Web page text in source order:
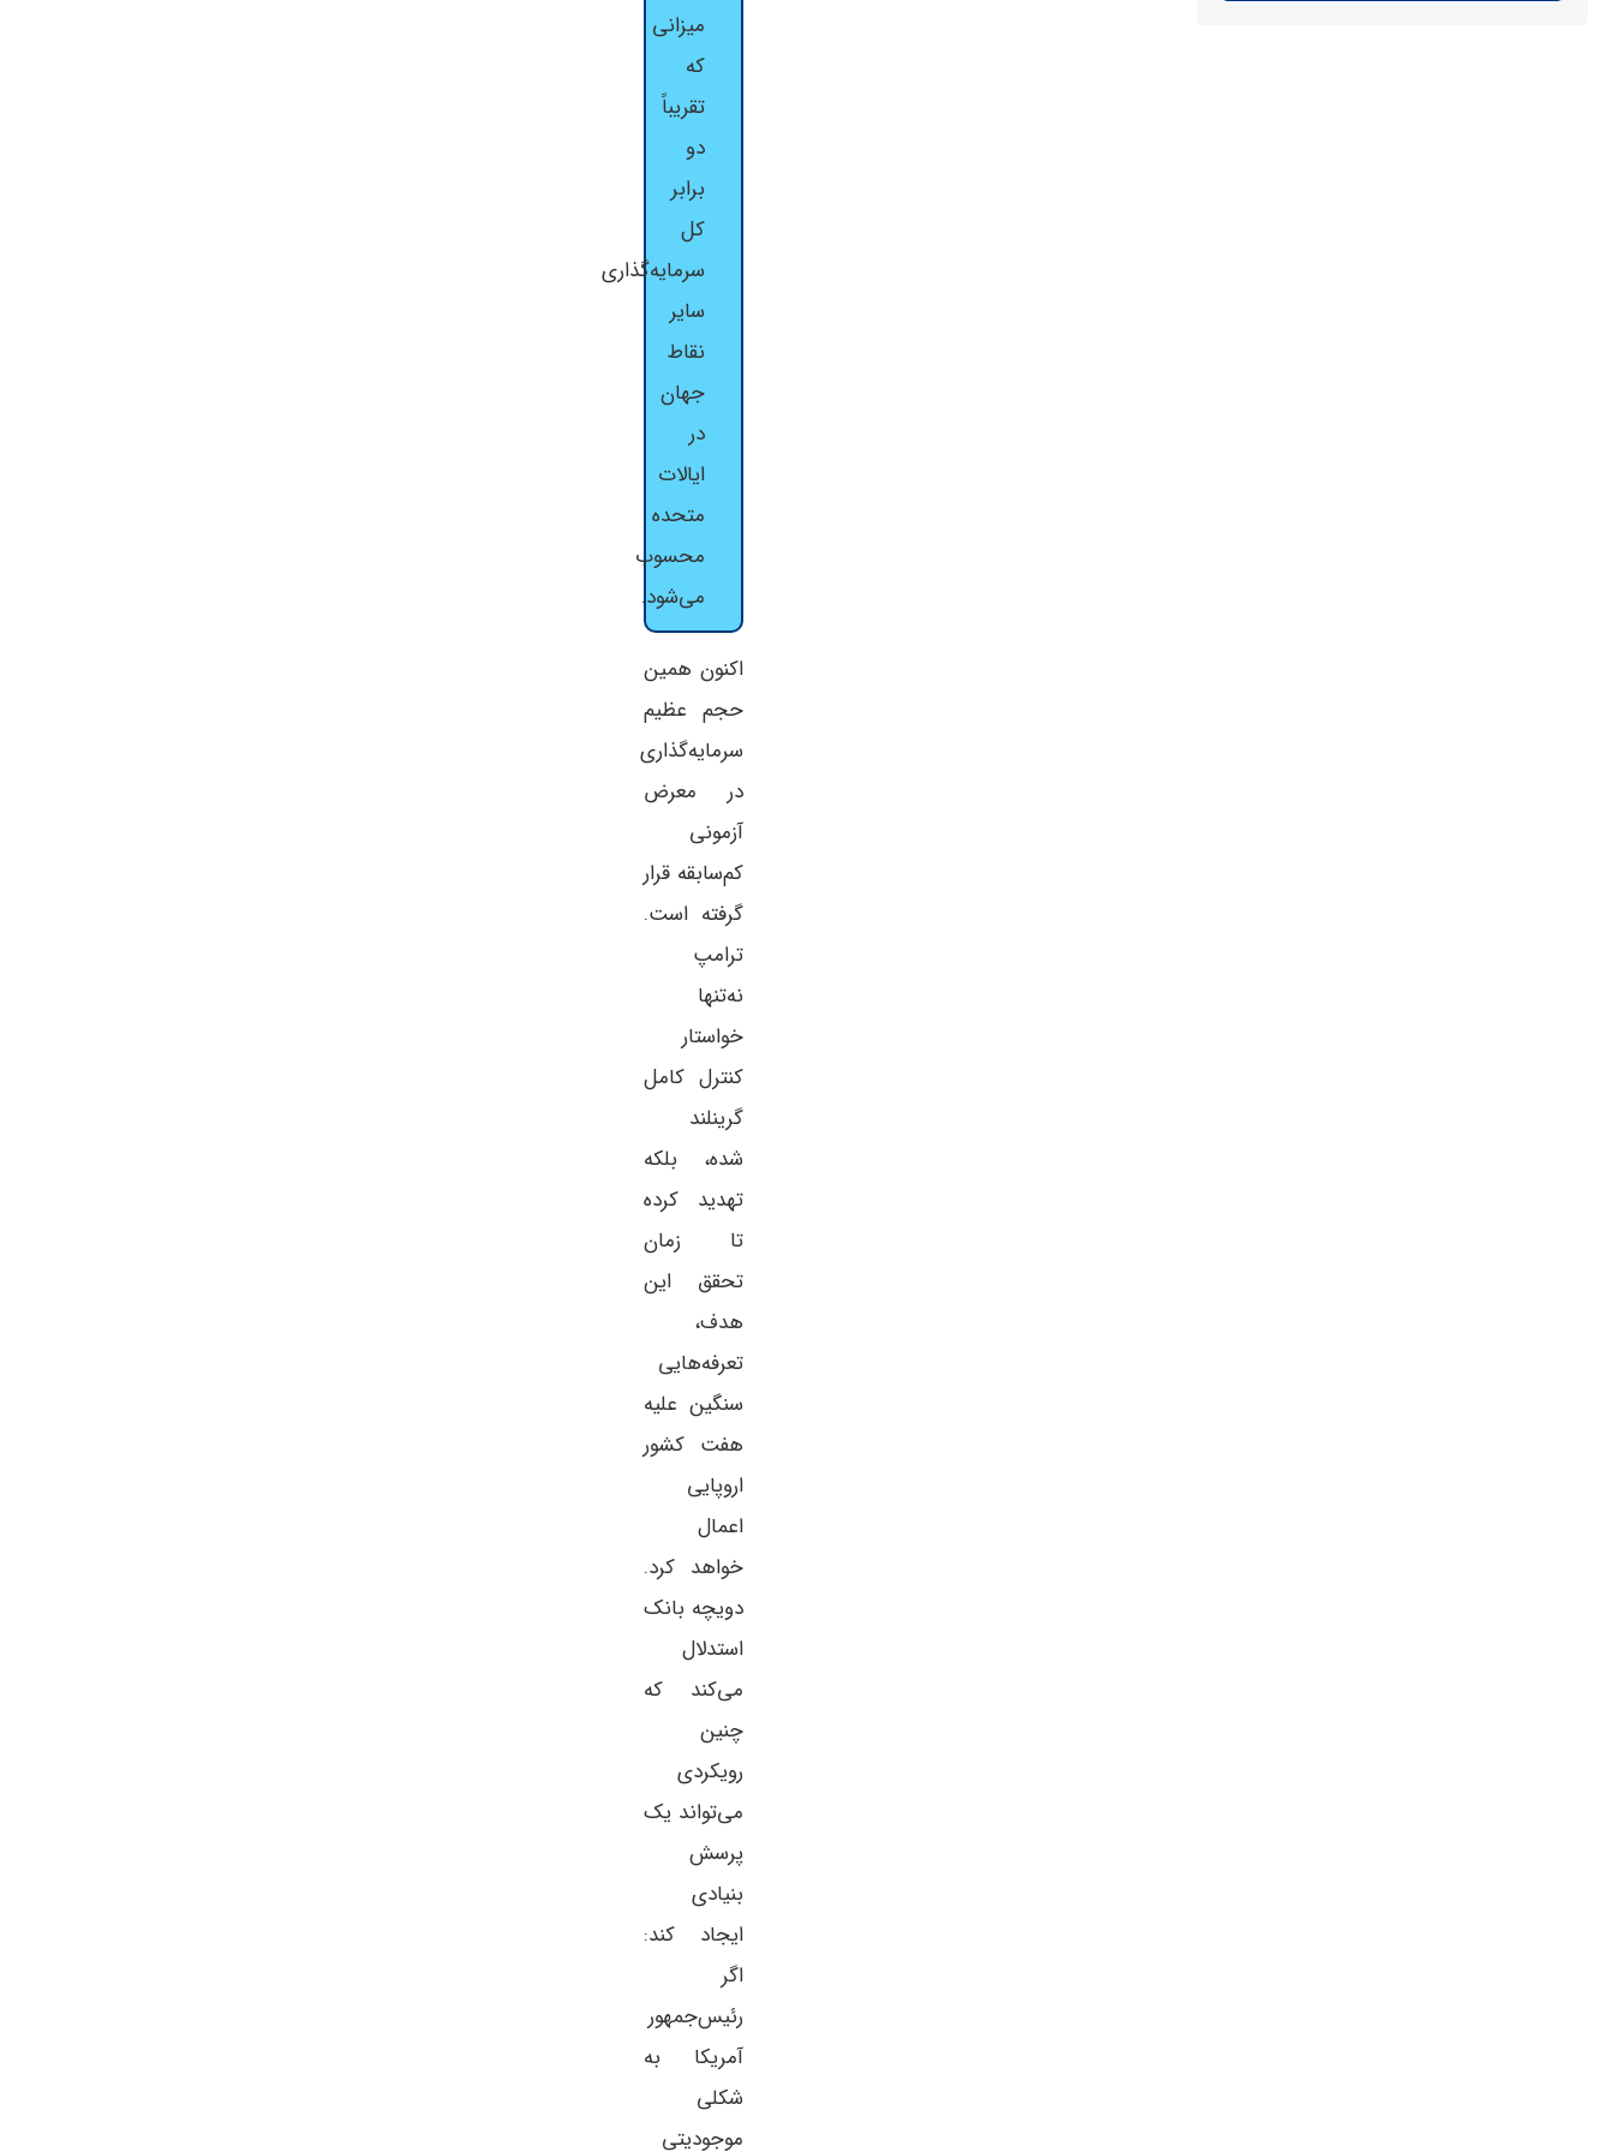
میزانی
که
تقریباً
دو
برابر
کل
سرمایه‌گذاری
سایر
نقاط
جهان
در
ایالات
متحده
محسوب
می‌شود.
اکنون همین
حجم عظیم
سرمایه‌گذاری
در معرض
آزمونی
کم‌سابقه قرار
گرفته است.
ترامپ
نه‌تنها
خواستار
کنترل کامل
گرینلند
شده، بلکه
تهدید کرده
تا زمان
تحقق این
هدف،
تعرفه‌هایی
سنگین علیه
هفت کشور
اروپایی
اعمال
خواهد کرد.
دویچه بانک
استدلال
می‌کند که
چنین
رویکردی
می‌تواند یک
پرسش
بنیادی
ایجاد کند:
اگر
رئیس‌جمهور
آمریکا به
شکلی
موجودیتی